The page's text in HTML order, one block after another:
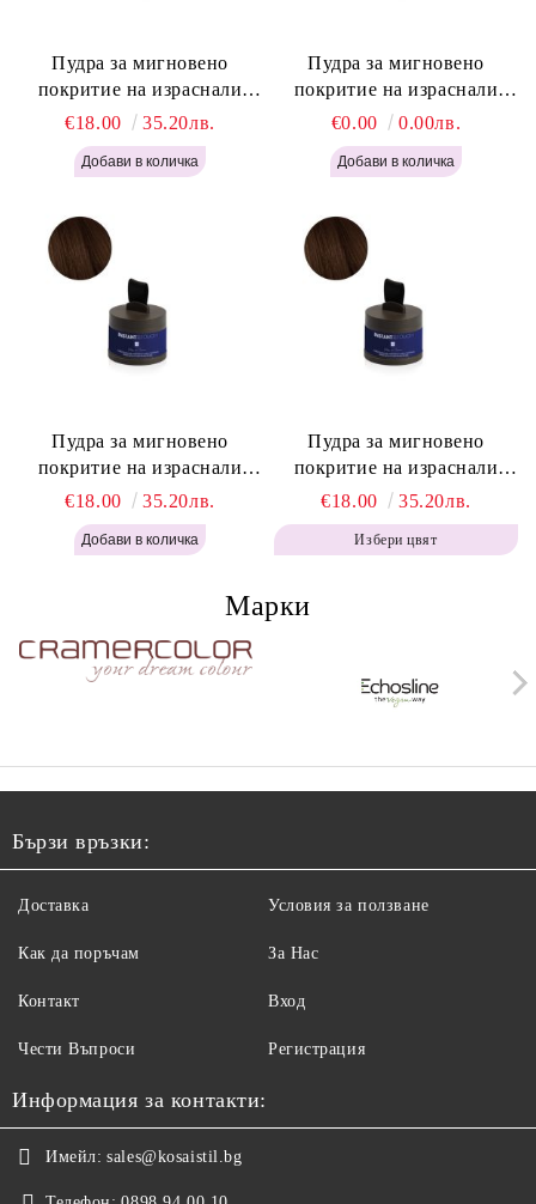
Пудра за мигновено
покритие на израснали
корени Русо - Labor Pro
Instant Retouch Powder -
Blonde H645
€18.00 35.20лв.
Пудра за мигновено
покритие на израснали
корени Светло Кафяво -
Labor Pro Instant Retouch
Powder - Light Brown H644
€0.00 0.00лв.
Пудра за мигновено
покритие на израснали
корени Топло Кафяво -
Labor Pro Instant Retouch
Powder - Warm Brown H643
€18.00 35.20лв.
Пудра за мигновено
покритие на израснали
корени Кафяво - Labor Pro
Instant Retouch Powder -
Brown H642
€18.00 35.20лв.
Избери цвят
Марки
Бързи връзки:
Доставка
Как да поръчам
Контакт
Чести Въпроси
Условия за ползване
За Нас
Вход
Регистрация
Информация за контакти:
Имейл: sales@kosaistil.bg